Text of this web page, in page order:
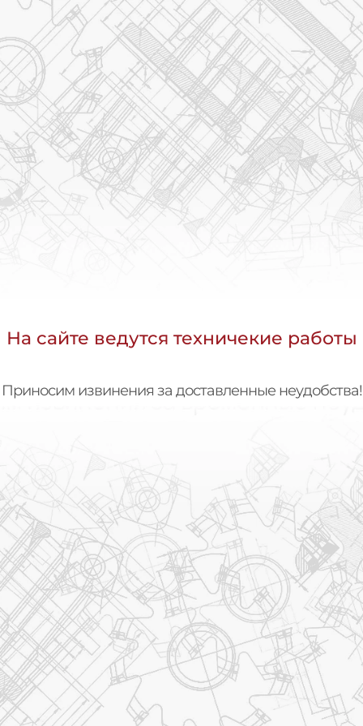
На сайте ведутся техничекие работы
Приносим извинения за доставленные неудобства!